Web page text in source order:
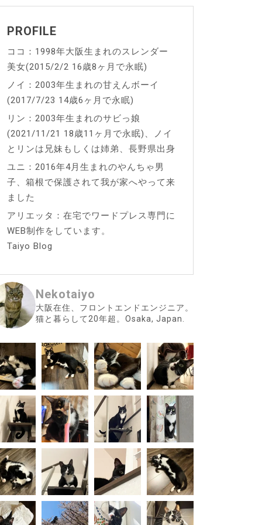
PROFILE
ココ：1998年大阪生まれのスレンダー
美女(2015/2/2 16歳8ヶ月で永眠)
ノイ：2003年生まれの甘えんボーイ
(2017/7/23 14歳6ヶ月で永眠)
リン：2003年生まれのサビっ娘
(2021/11/21 18歳11ヶ月で永眠)、ノイ
とリンは兄妹もしくは姉弟、長野県出身
ユニ：2016年4月生まれのやんちゃ男
子、箱根で保護されて我が家へやって来
ました
アリエッタ：在宅でワードプレス専門に
WEB制作をしています。
Taiyo Blog
Nekotaiyo
大阪在住、フロントエンドエンジニア。
猫と暮らして20年超。Osaka, Japan.